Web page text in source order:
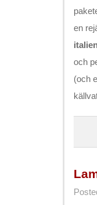
en
och
(och